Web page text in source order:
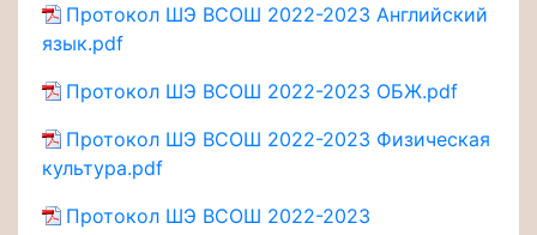
Протокол ШЭ ВСОШ 2022-2023 Английский
язык.pdf
Протокол ШЭ ВСОШ 2022-2023 ОБЖ.pdf
Протокол ШЭ ВСОШ 2022-2023 Физическая
культура.pdf
Протокол ШЭ ВСОШ 2022-2023